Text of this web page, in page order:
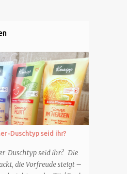
Duschtyp seid ihr?
Duschtyp seid ihr? Die
die Vorfreude steigt –